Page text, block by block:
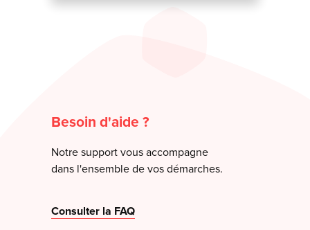
Besoin d'aide ?
Notre support vous accompagne
dans l'ensemble de vos démarches.
Consulter la FAQ